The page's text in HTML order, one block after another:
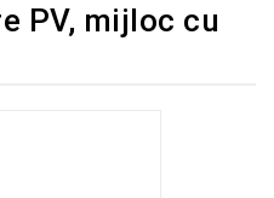
PV, mijloc cu